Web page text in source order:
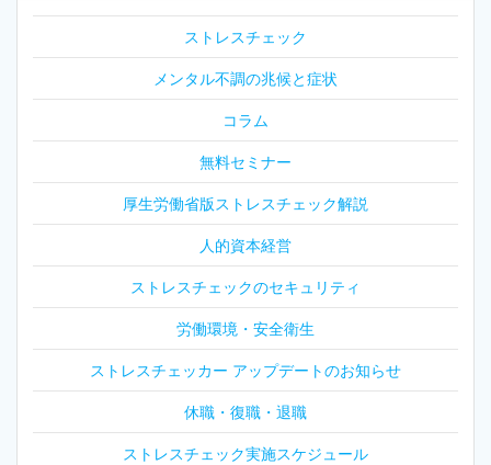
ストレスチェック
メンタル不調の兆候と症状
コラム
無料セミナー
厚生労働省版ストレスチェック解説
人的資本経営
ストレスチェックのセキュリティ
労働環境・安全衛生
ストレスチェッカー アップデートのお知らせ
休職・復職・退職
ストレスチェック実施スケジュール